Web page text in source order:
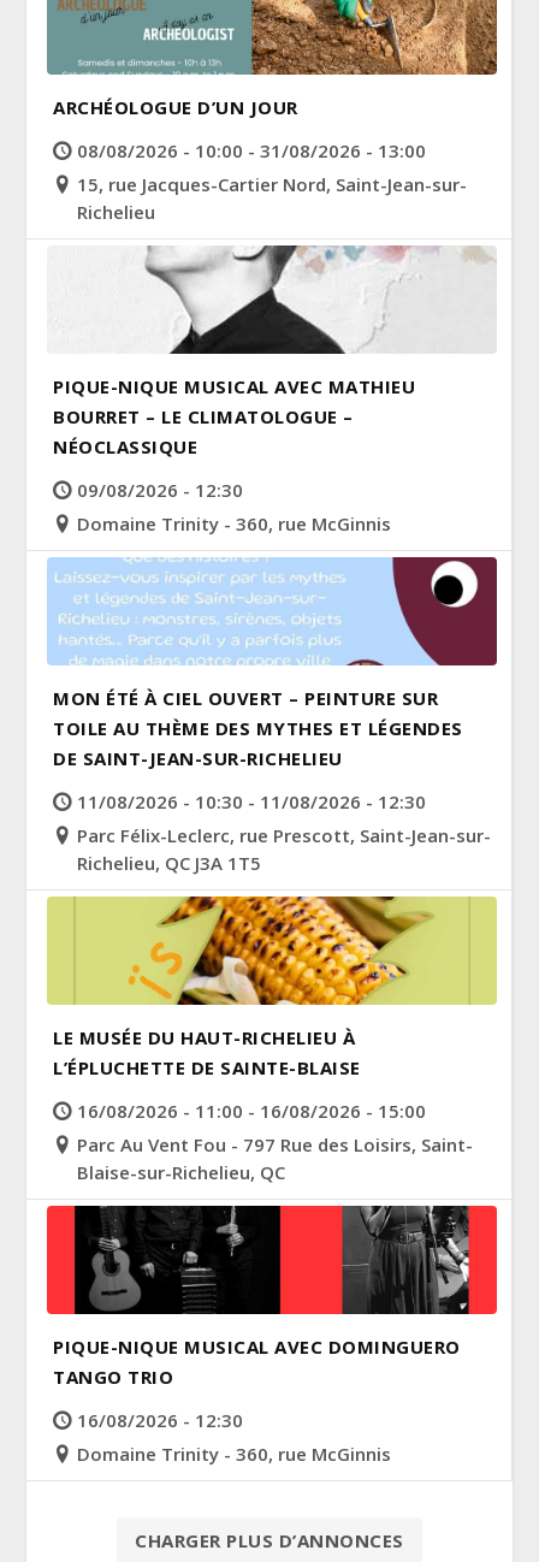
ARCHÉOLOGUE D’UN JOUR
08/08/2026 - 10:00 - 31/08/2026 - 13:00
15, rue Jacques-Cartier Nord, Saint-Jean-sur-
Richelieu
PIQUE-NIQUE MUSICAL AVEC MATHIEU
BOURRET – LE CLIMATOLOGUE –
NÉOCLASSIQUE
09/08/2026 - 12:30
Domaine Trinity - 360, rue McGinnis
MON ÉTÉ À CIEL OUVERT – PEINTURE SUR
TOILE AU THÈME DES MYTHES ET LÉGENDES
DE SAINT-JEAN-SUR-RICHELIEU
11/08/2026 - 10:30 - 11/08/2026 - 12:30
Parc Félix-Leclerc, rue Prescott, Saint-Jean-sur-
Richelieu, QC J3A 1T5
LE MUSÉE DU HAUT-RICHELIEU À
L’ÉPLUCHETTE DE SAINTE-BLAISE
16/08/2026 - 11:00 - 16/08/2026 - 15:00
Parc Au Vent Fou - 797 Rue des Loisirs, Saint-
Blaise-sur-Richelieu, QC
PIQUE-NIQUE MUSICAL AVEC DOMINGUERO
TANGO TRIO
16/08/2026 - 12:30
Domaine Trinity - 360, rue McGinnis
CHARGER PLUS D’ANNONCES